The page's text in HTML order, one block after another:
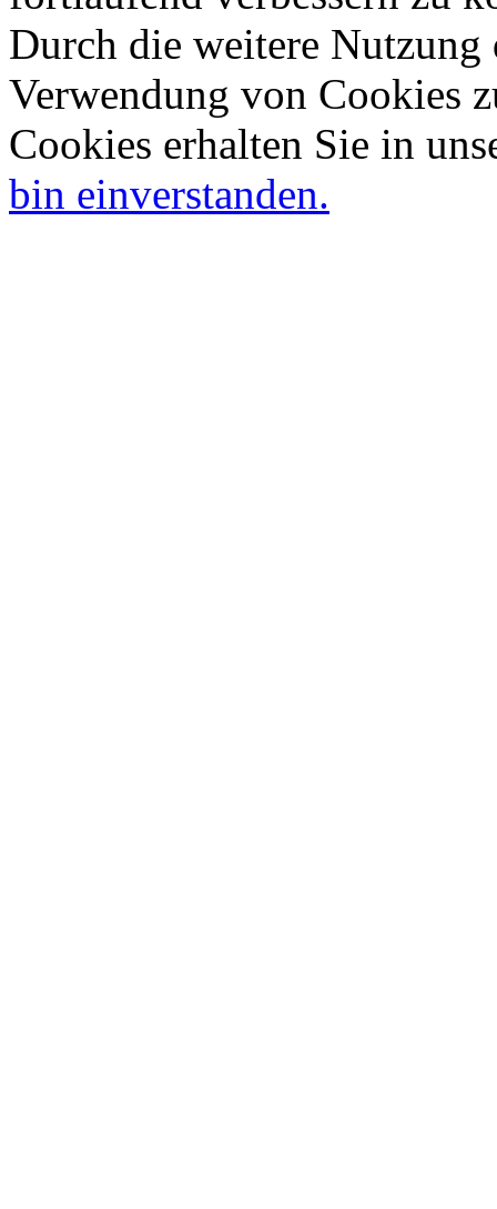
Durch die weitere Nutzung
Verwendung von Cookies
Cookies erhalten Sie in
bin einverstanden.